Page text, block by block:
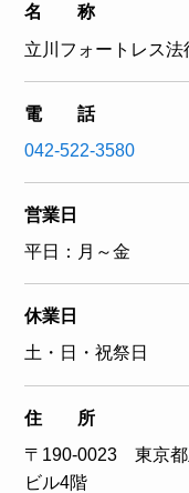
名 称
立川フォートレス法
電 話
042-522-3580
営業日
平日：月～金
休業日
土・日・祝祭日
住 所
〒190-0023 東京
ビル4階